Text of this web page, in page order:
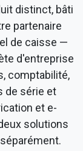
distinct, bâti
partenaire
de caisse —
d'entreprise
comptabilité,
de série et
et e-
solutions